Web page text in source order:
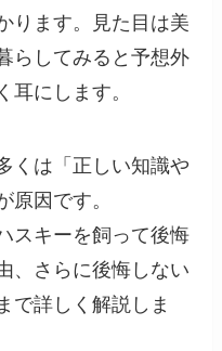
ります。見た目は美
らしてみると予想外
耳にします。
くは「正しい知識や
原因です。
スキーを飼って後悔
、さらに後悔しない
で詳しく解説しま